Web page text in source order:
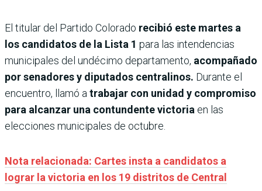
El titular del Partido Colorado recibió este martes a
los candidatos de la Lista 1 para las intendencias
municipales del undécimo departamento, acompañado
por senadores y diputados centralinos. Durante el
encuentro, llamó a trabajar con unidad y compromiso
para alcanzar una contundente victoria en las
elecciones municipales de octubre.
Nota relacionada: Cartes insta a candidatos a
lograr la victoria en los 19 distritos de Central